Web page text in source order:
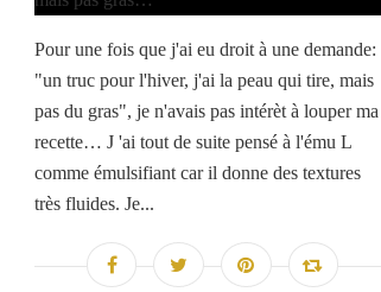
Pour une fois que j'ai eu droit à une demande:
"un truc pour l'hiver, j'ai la peau qui tire, mais
pas du gras", je n'avais pas intérèt à louper ma
recette… J 'ai tout de suite pensé à l'ému L
comme émulsifiant car il donne des textures
très fluides. Je...